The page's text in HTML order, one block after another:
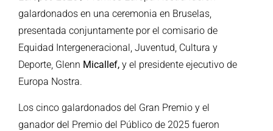
galardonados en una ceremonia en Bruselas,
presentada conjuntamente por el comisario de
Equidad Intergeneracional, Juventud, Cultura y
Deporte, Glenn Micallef, y el presidente ejecutivo de
Europa Nostra.
Los cinco galardonados del Gran Premio y el
ganador del Premio del Público de 2025 fueron